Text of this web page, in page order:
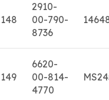
148
2910-
00-790-
8736
149
6620-
00-814-
4770